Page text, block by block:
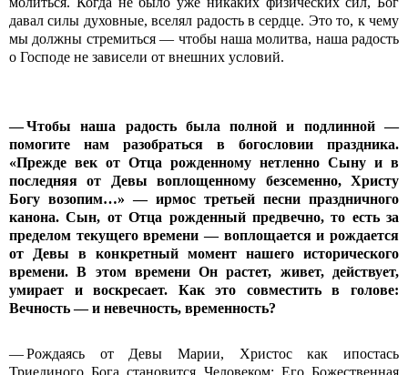
давал силы духовные, вселял радость в сердце. Это то, к чему
мы должны стремиться — чтобы наша молитва, наша радость
о Господе не зависели от внешних условий.
— Чтобы наша радость была полной и подлинной —
помогите нам разобраться в богословии праздника.
«Прежде век от Отца рожденному нетленно Сыну и в
последняя от Девы воплощенному безсеменно, Христу
Богу возопим…» — ирмос третьей песни праздничного
канона. Сын, от Отца рожденный предвечно, то есть за
пределом текущего времени — воплощается и рождается
от Девы в конкретный момент нашего исторического
времени. В этом времени Он растет, живет, действует,
умирает и воскресает. Как это совместить в голове:
Вечность — и невечность, временность?
— Рождаясь от Девы Марии, Христос как ипостась
Триединого Бога становится Человеком; Его Божественная